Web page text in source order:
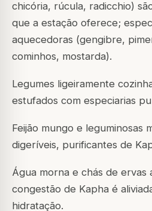
chicória, rúcula, radicchio)
que a estação oferece;
aquecedoras (gengibre,
cominhos, mostarda).
Legumes ligeiramente
estufados com especiarias
Feijão mungo e leguminosas
digeríveis, purificantes de
Água morna e chás de ervas
congestão de Kapha é
hidratação.